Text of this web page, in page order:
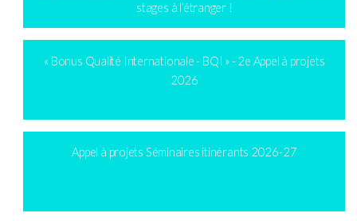
stages à l’étranger !
« Bonus Qualité Internationale - BQI » - 2e Appel à projets
2026
Appel à projets Séminaires itinérants 2026-27